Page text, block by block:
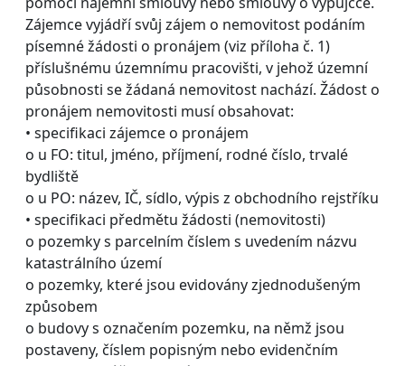
Zájemce vyjádří svůj zájem o nemovitost podáním
písemné žádosti o pronájem (viz příloha č. 1)
příslušnému územnímu pracovišti, v jehož územní
působnosti se žádaná nemovitost nachází. Žádost o
pronájem nemovitosti musí obsahovat:
• specifikaci zájemce o pronájem
o u FO: titul, jméno, příjmení, rodné číslo, trvalé
bydliště
o u PO: název, IČ, sídlo, výpis z obchodního rejstříku
• specifikaci předmětu žádosti (nemovitosti)
o pozemky s parcelním číslem s uvedením názvu
katastrálního území
o pozemky, které jsou evidovány zjednodušeným
způsobem
o budovy s označením pozemku, na němž jsou
postaveny, číslem popisným nebo evidenčním